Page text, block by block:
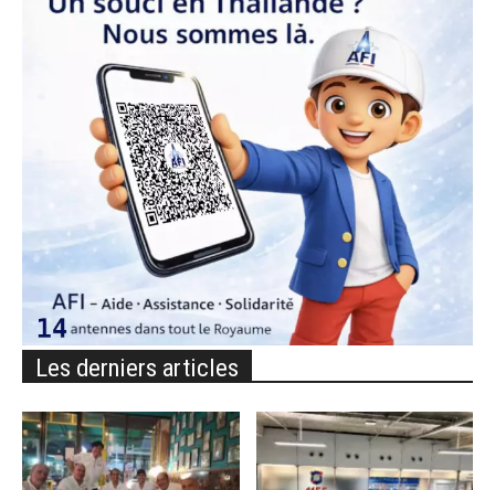
Les derniers articles